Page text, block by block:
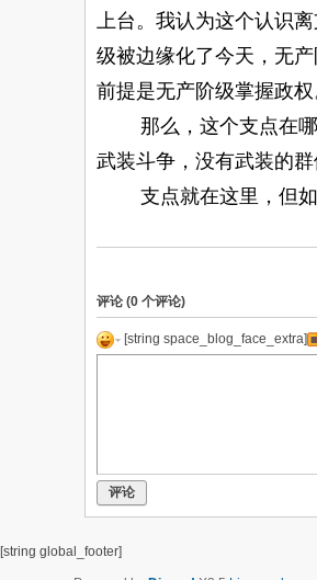
上台。我认为这个认识
级被边缘化了今天，无
前提是无产阶级掌握政权
那么，这个支点在哪
武装斗争，没有武装的
支点就在这里，但如
评论 (0 个评论)
[string space_blog_face_extra]
评论
[string global_footer]